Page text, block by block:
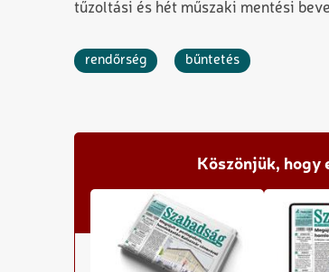
tűzoltási és hét műszaki mentési
rendőrség bűntetés
Köszönjük,